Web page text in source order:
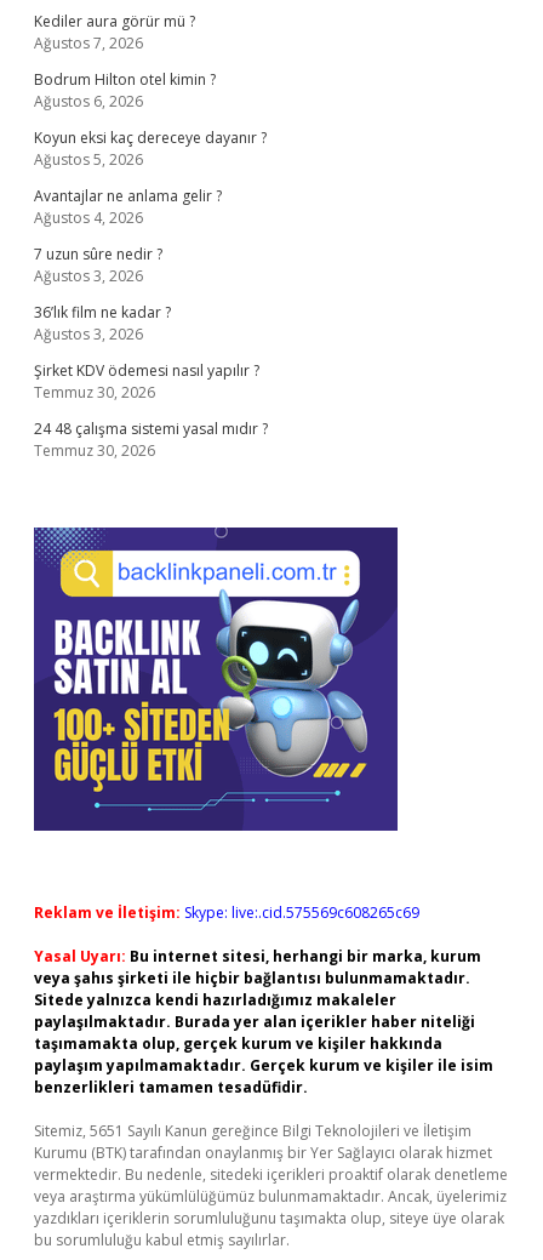
Kediler aura görür mü ?
Ağustos 7, 2026
Bodrum Hilton otel kimin ?
Ağustos 6, 2026
Koyun eksi kaç dereceye dayanır ?
Ağustos 5, 2026
Avantajlar ne anlama gelir ?
Ağustos 4, 2026
7 uzun sûre nedir ?
Ağustos 3, 2026
36’lık film ne kadar ?
Ağustos 3, 2026
Şirket KDV ödemesi nasıl yapılır ?
Temmuz 30, 2026
24 48 çalışma sistemi yasal mıdır ?
Temmuz 30, 2026
Reklam ve İletişim: Skype: live:.cid.575569c608265c69
Yasal Uyarı: Bu internet sitesi, herhangi bir marka, kurum
veya şahıs şirketi ile hiçbir bağlantısı bulunmamaktadır.
Sitede yalnızca kendi hazırladığımız makaleler
paylaşılmaktadır. Burada yer alan içerikler haber niteliği
taşımamakta olup, gerçek kurum ve kişiler hakkında
paylaşım yapılmamaktadır. Gerçek kurum ve kişiler ile isim
benzerlikleri tamamen tesadüfidir.
Sitemiz, 5651 Sayılı Kanun gereğince Bilgi Teknolojileri ve İletişim
Kurumu (BTK) tarafından onaylanmış bir Yer Sağlayıcı olarak hizmet
vermektedir. Bu nedenle, sitedeki içerikleri proaktif olarak denetleme
veya araştırma yükümlülüğümüz bulunmamaktadır. Ancak, üyelerimiz
yazdıkları içeriklerin sorumluluğunu taşımakta olup, siteye üye olarak
bu sorumluluğu kabul etmiş sayılırlar.